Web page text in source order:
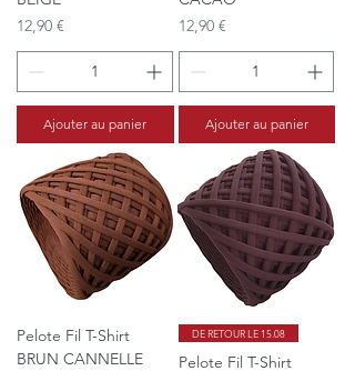
Prix
12,90 €
Ajouter au panier
Prix
12,90 €
Ajouter au panier
Pelote Fil T-Shirt
BRUN CANNELLE
DE RETOUR LE 15.08
Pelote Fil T-Shirt